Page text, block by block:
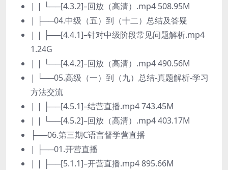
| | └──[4.3.2]–回放（高清）.mp4 508.95M
| ├──04.中级（五）到（十二）总结及答疑
| | ├──[4.4.1]–针对中级阶段常见问题解析.mp4
1.24G
| | └──[4.4.2]–回放（高清）.mp4 490.56M
| └──05.高级（一）到（九）总结-真题解析-学习
方法交流
| | ├──[4.5.1]–结营直播.mp4 743.45M
| | └──[4.5.2]–回放（高清）.mp4 403.17M
├──06.第三期C语言督学营直播
| ├──01.开营直播
| | ├──[5.1.1]–开营直播.mp4 895.66M